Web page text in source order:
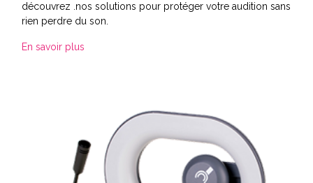
découvrez .nos solutions pour protéger votre audition sans
rien perdre du son.
En savoir plus